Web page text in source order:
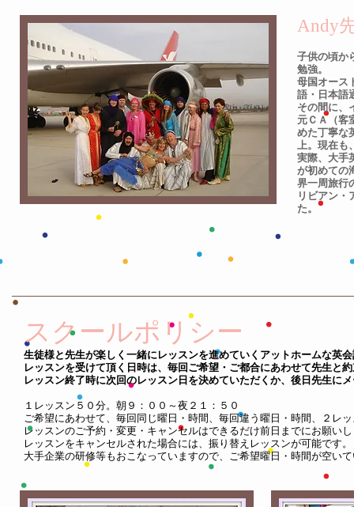
Andy
子供の頃か
勉強。
母国オース
語・日本語
その間に、
元ＣＡ（客
めた丁寧な
上。現在も
実際、大手
が初めての
界一周旅行
リビアン・
た。
スクールポリシー
生徒様と先生が楽しく一緒にレッスンを進めていくアットホームな英
レッスンを受けて頂く日時は、毎回ご希望・ご都合にあわせて先生と
レッスン終了時に次回のレッスン日を決めていただくか、後日先生に
１レッスン５０分。朝９：００～夜２１：５０
ご希望にあわせて、毎回同じ曜日・時間、毎回違う曜日・時間、２レ
レッスンのご予約・変更・キャンセルはできるだけ前日までにお願い
レッスンをキャンセルされた場合には、振り替えレッスンが可能です。
大手企業の研修等もおこなっていますので、ご希望曜日・時間が空い